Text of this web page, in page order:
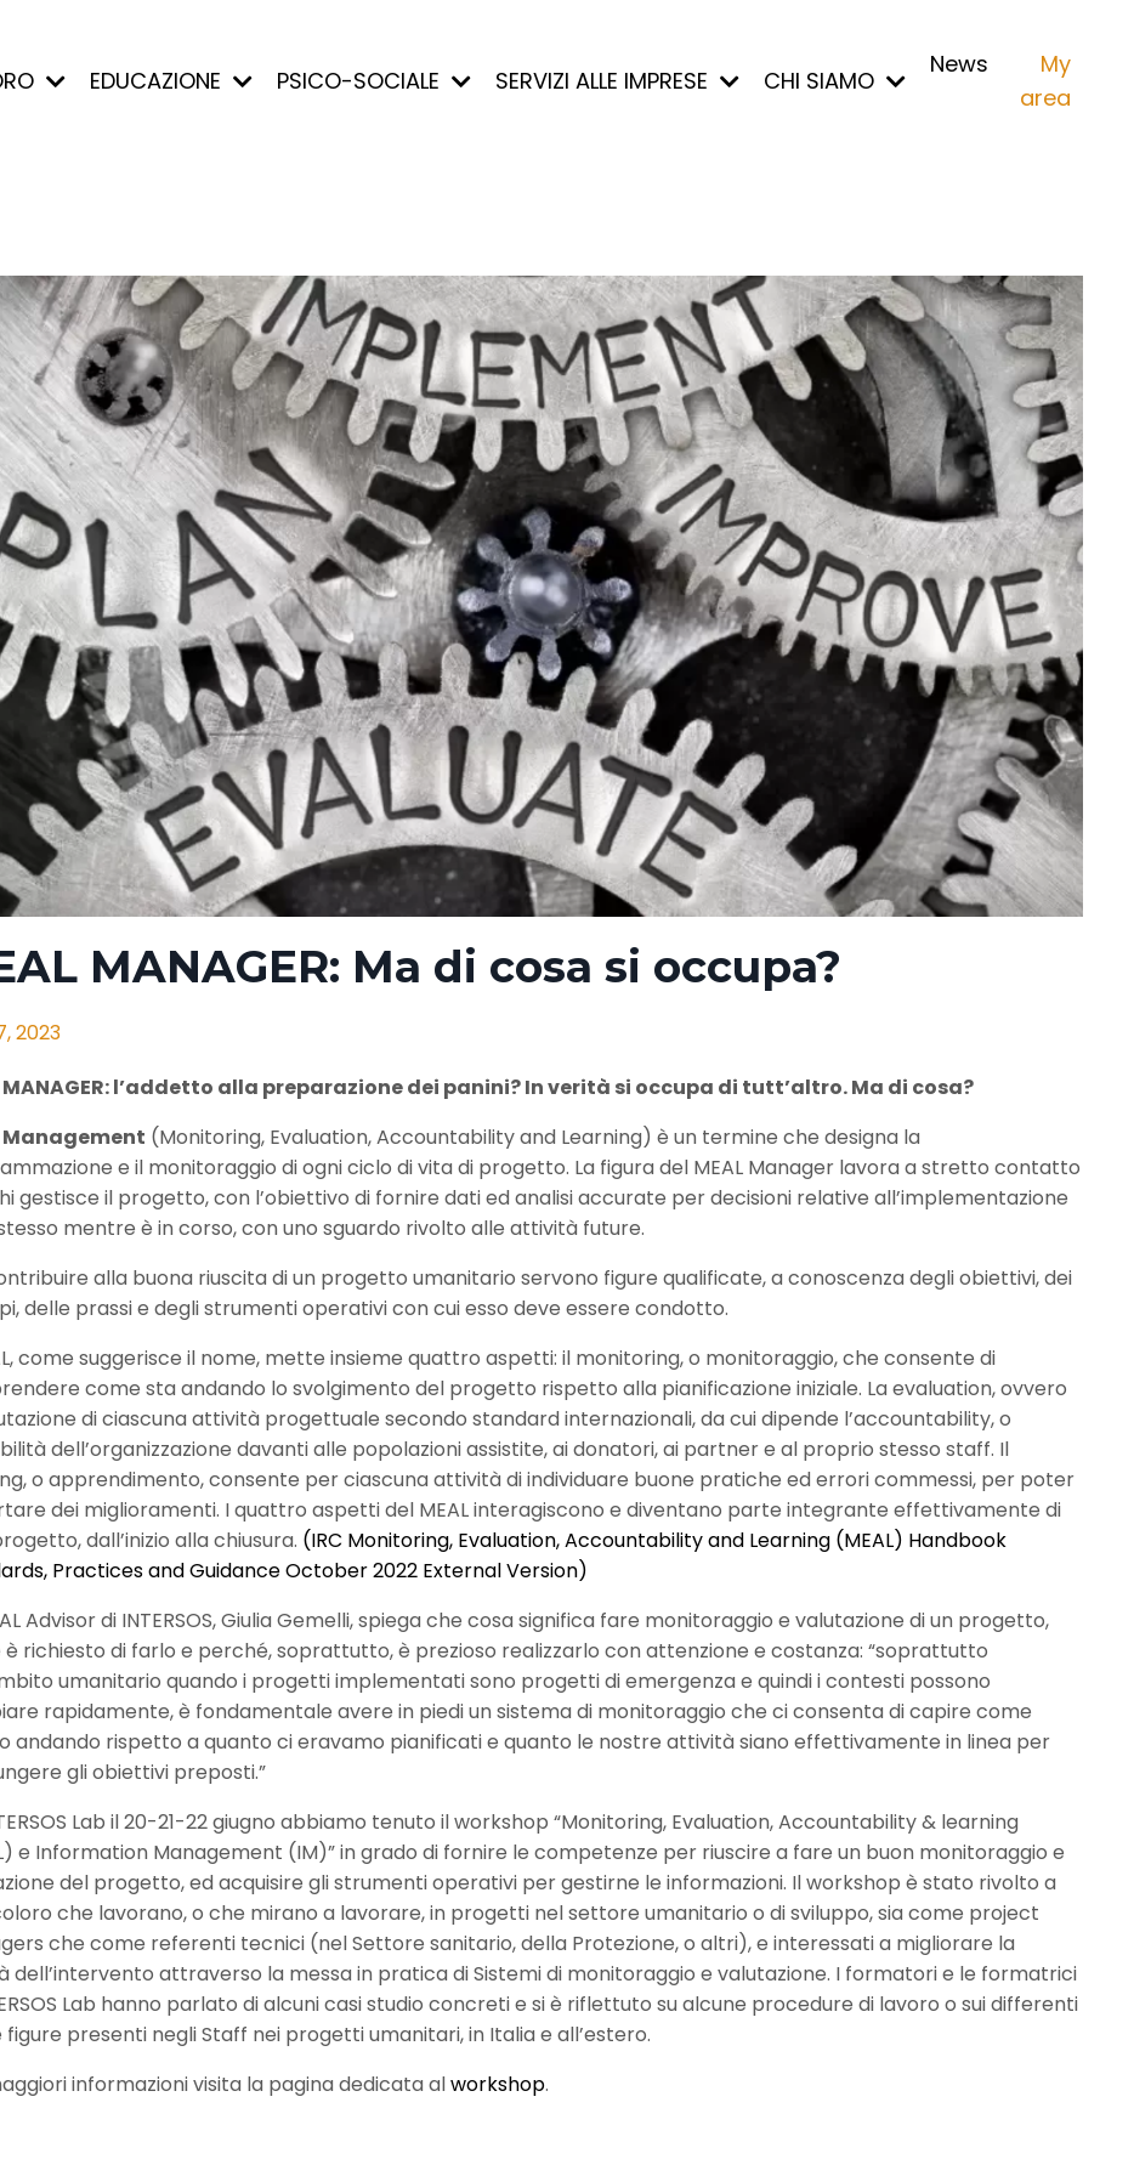
EDUCAZIONE PSICO-SOCIALE SERVIZI ALLE IMPRESE CHI SIAMO
News
My
area
MANAGER: Ma di cosa si occupa?
2023
MANAGER: l’addetto alla preparazione dei panini? In verità si occupa di tutt’altro. Ma di cosa?
Management (Monitoring, Evaluation, Accountability and Learning) è un termine che designa la
e il monitoraggio di ogni ciclo di vita di progetto. La figura del MEAL Manager lavora a stretto contatto
gestisce il progetto, con l’obiettivo di fornire dati ed analisi accurate per decisioni relative all’implementazione
mentre è in corso, con uno sguardo rivolto alle attività future.
alla buona riuscita di un progetto umanitario servono figure qualificate, a conoscenza degli obiettivi, dei
delle prassi e degli strumenti operativi con cui esso deve essere condotto.
come suggerisce il nome, mette insieme quattro aspetti: il monitoring, o monitoraggio, che consente di
come sta andando lo svolgimento del progetto rispetto alla pianificazione iniziale. La evaluation, ovvero
di ciascuna attività progettuale secondo standard internazionali, da cui dipende l’accountability, o
dell’organizzazione davanti alle popolazioni assistite, ai donatori, ai partner e al proprio stesso staff. Il
o apprendimento, consente per ciascuna attività di individuare buone pratiche ed errori commessi, per poter
dei miglioramenti. I quattro aspetti del MEAL interagiscono e diventano parte integrante effettivamente di
dall’inizio alla chiusura. (IRC Monitoring, Evaluation, Accountability and Learning (MEAL) Handbook
Practices and Guidance October 2022 External Version)
Advisor di INTERSOS, Giulia Gemelli, spiega che cosa significa fare monitoraggio e valutazione di un progetto,
richiesto di farlo e perché, soprattutto, è prezioso realizzarlo con attenzione e costanza: “soprattutto
umanitario quando i progetti implementati sono progetti di emergenza e quindi i contesti possono
rapidamente, è fondamentale avere in piedi un sistema di monitoraggio che ci consenta di capire come
andando rispetto a quanto ci eravamo pianificati e quanto le nostre attività siano effettivamente in linea per
gli obiettivi preposti.”
Lab il 20-21-22 giugno abbiamo tenuto il workshop “Monitoring, Evaluation, Accountability & learning
e Information Management (IM)” in grado di fornire le competenze per riuscire a fare un buon monitoraggio e
del progetto, ed acquisire gli strumenti operativi per gestirne le informazioni. Il workshop è stato rivolto a
che lavorano, o che mirano a lavorare, in progetti nel settore umanitario o di sviluppo, sia come project
che come referenti tecnici (nel Settore sanitario, della Protezione, o altri), e interessati a migliorare la
dell’intervento attraverso la messa in pratica di Sistemi di monitoraggio e valutazione. I formatori e le formatrici
Lab hanno parlato di alcuni casi studio concreti e si è riflettuto su alcune procedure di lavoro o sui differenti
figure presenti negli Staff nei progetti umanitari, in Italia e all’estero.
informazioni visita la pagina dedicata alworkshop.